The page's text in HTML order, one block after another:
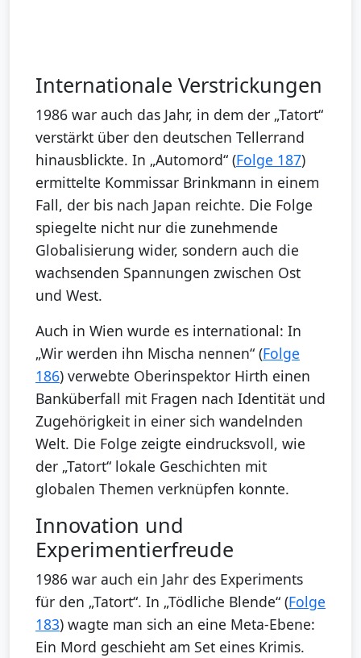
Internationale Verstrickungen
1986 war auch das Jahr, in dem der „Tatort“
verstärkt über den deutschen Tellerrand
hinausblickte. In „Automord“ (Folge 187)
ermittelte Kommissar Brinkmann in einem
Fall, der bis nach Japan reichte. Die Folge
spiegelte nicht nur die zunehmende
Globalisierung wider, sondern auch die
wachsenden Spannungen zwischen Ost
und West.
Auch in Wien wurde es international: In
„Wir werden ihn Mischa nennen“ (Folge
186) verwebte Oberinspektor Hirth einen
Banküberfall mit Fragen nach Identität und
Zugehörigkeit in einer sich wandelnden
Welt. Die Folge zeigte eindrucksvoll, wie
der „Tatort“ lokale Geschichten mit
globalen Themen verknüpfen konnte.
Innovation und
Experimentierfreude
1986 war auch ein Jahr des Experiments
für den „Tatort“. In „Tödliche Blende“ (Folge
183) wagte man sich an eine Meta-Ebene:
Ein Mord geschieht am Set eines Krimis.